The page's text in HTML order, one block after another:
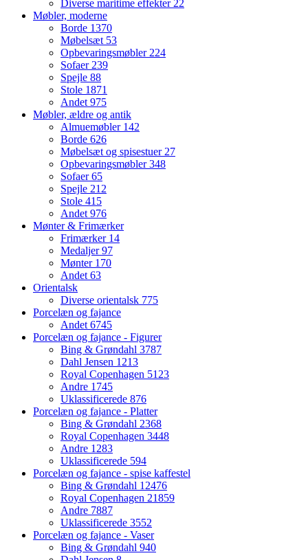
Diverse maritime effekter 22
Møbler, moderne
Borde 1370
Møbelsæt 53
Opbevaringsmøbler 224
Sofaer 239
Spejle 88
Stole 1871
Andet 975
Møbler, ældre og antik
Almuemøbler 142
Borde 626
Møbelsæt og spisestuer 27
Opbevaringsmøbler348
Sofaer65
Spejle 212
Stole 415
Andet 976
Mønter & Frimærker
Frimærker 14
Medaljer97
Mønter 170
Andet 63
Orientalsk
Diverse orientalsk 775
Porcelæn og fajance
Andet 6745
Porcelæn og fajance - Figurer
Bing & Grøndahl 3787
Dahl Jensen 1213
Royal Copenhagen 5123
Andre 1745
Uklassificerede 876
Porcelæn og fajance - Platter
Bing & Grøndahl 2368
Royal Copenhagen 3448
Andre 1283
Uklassificerede 594
Porcelæn og fajance - spise kaffestel
Bing & Grøndahl 12476
Royal Copenhagen 21859
Andre 7887
Uklassificerede 3552
Porcelæn og fajance - Vaser
Bing & Grøndahl 940